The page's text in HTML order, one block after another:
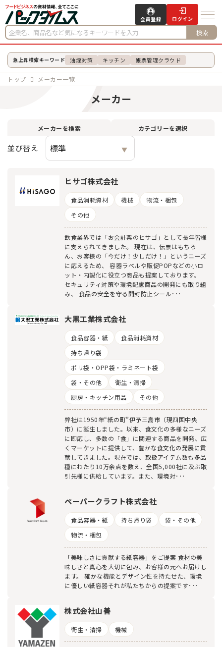
検索
会員登録 ログイン
急上昇検索キーワード 油煙対策 キッチン 帳票管理クラウド
トップ メーカー一覧
メーカー
メーカーを検索 カテゴリーを選択
並び替え
ヒサゴ株式会社
食品消耗資材 機械
物流・梱包
その他
飲食業界では「お会計票のヒサゴ」として長年皆様
に支えられてきました。 現在は、伝票はもちろ
ん、お客様の「今だけ！少しだけ！」というニーズ
に応えるため、 容器ラベルや販促POPなどの小ロ
ット・内製化に役立つ商品も提案しております。
セキュリティ対策や環境配慮商品の開発にも取り組
み、 食品の安全を守る開封防止シール･･･
大黒工業株式会社
食品容器・紙
食品消耗資材
持ち帰り袋
ポリ袋・OPP袋・ラミネート袋
袋・その他
衛生・清掃
厨房・キッチン用品
その他
弊社は1950年“紙の町”伊予三島市（現四国中央
市）に誕生しました。以来、食文化の多様なニーズ
に即応し、多数の「食」に関連する商品を開発、広
くマーケットに提供して、豊かな食文化の発展に貢
献してきました。現在では、取扱アイテム数も多品
種にわたり10万余点を数え、全国5,000社に及ぶ取
引先様に供給しています。また、環境対･･･
ペーパークラフト株式会社
食品容器・紙 持ち帰り袋
袋・その他
物流・梱包
「美味しさに貢献する紙容器」をご提案 食材の美
味しさと真心を大切に包み、お客様の元へお届けし
ます。 確かな機能とデザイン性を持たせた、環境
に優しい紙容器それが私たちからの提案です･･･
株式会社山善
衛生・清掃 機械